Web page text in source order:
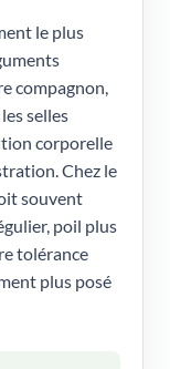
le plus
compagnon,
selles
corporelle
Chez le
souvent
poil plus
tolérance
plus posé